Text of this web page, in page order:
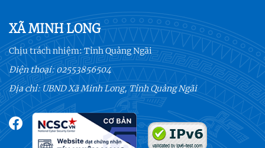
XÃ MINH LONG
Chịu trách nhiệm:Tỉnh Quảng Ngãi
Điện thoại: 02553856504
Địa chỉ: UBND Xã Minh Long, Tỉnh Quảng Ngãi